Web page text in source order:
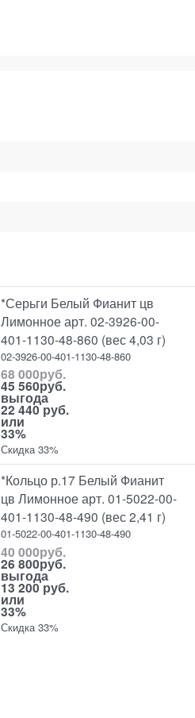
*Серьги Белый Фианит цв
Лимонное арт. 02-3926-00-
401-1130-48-860 (вес 4,03 г)
02-3926-00-401-1130-48-860
68 000руб.
45 560руб.
выгода
22 440 руб.
или
33%
Скидка 33%
*Кольцо р.17 Белый Фианит
цв Лимонное арт. 01-5022-00-
401-1130-48-490 (вес 2,41 г)
01-5022-00-401-1130-48-490
40 000руб.
26 800руб.
выгода
13 200 руб.
или
33%
Скидка 33%